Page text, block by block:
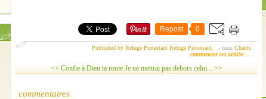
Repost 0
Published by Refuge Protestant Refuge Protestant, - dans Chants
commenter cet article
<< Confie à Dieu ta route Je ne mettrai pas dehors celui... >>
commentaires